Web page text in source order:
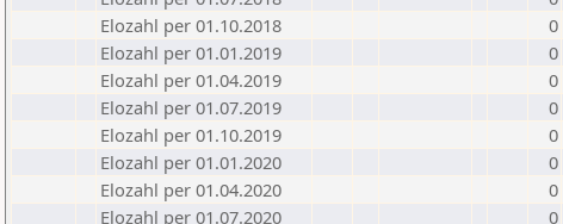
Elozahl per 01.10.2018
0
Elozahl per 01.01.2019
0
Elozahl per 01.04.2019
0
Elozahl per 01.07.2019
0
Elozahl per 01.10.2019
0
Elozahl per 01.01.2020
0
Elozahl per 01.04.2020
0
Elozahl per 01.07.2020
0